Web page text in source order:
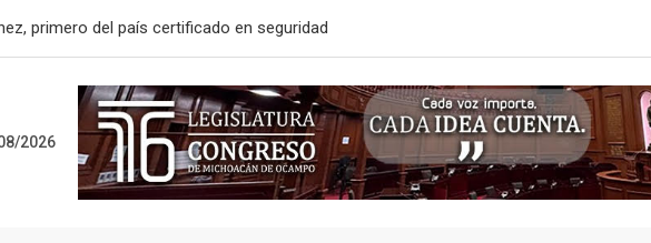
Martínez consolidó acceso a
2026